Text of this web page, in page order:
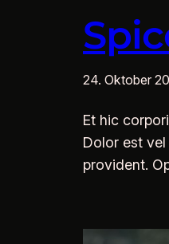
24. Oktober
Et hic
Dolor est
provident.